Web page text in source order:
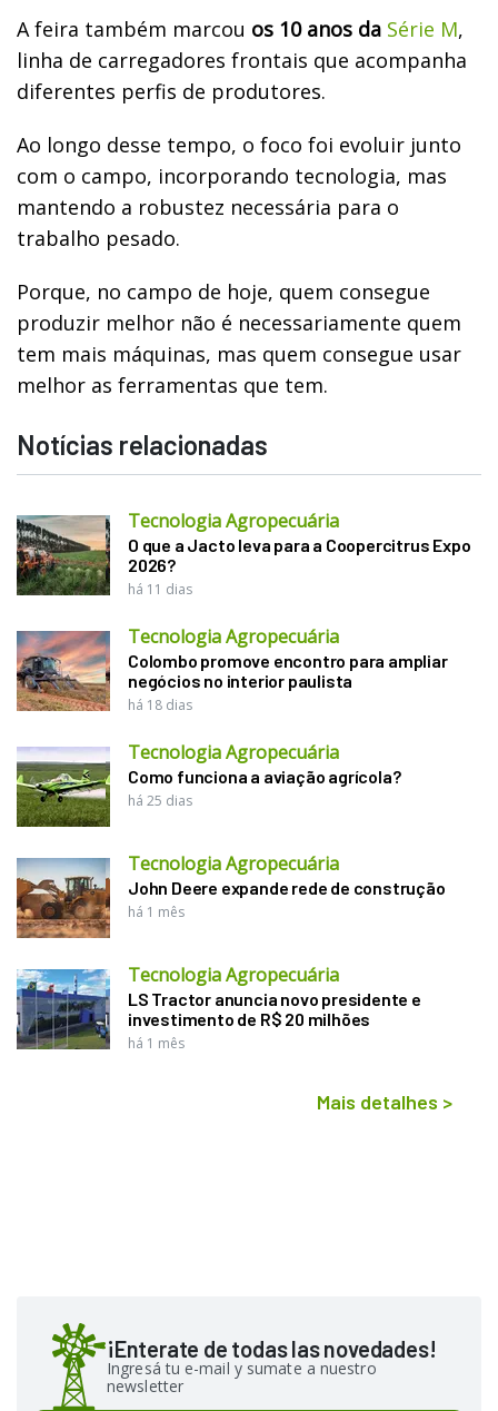
A feira também marcou os 10 anos da Série M,
linha de carregadores frontais que acompanha
diferentes perfis de produtores.
Ao longo desse tempo, o foco foi evoluir junto
com o campo, incorporando tecnologia, mas
mantendo a robustez necessária para o
trabalho pesado.
Porque, no campo de hoje, quem consegue
produzir melhor não é necessariamente quem
tem mais máquinas, mas quem consegue usar
melhor as ferramentas que tem.
Notícias relacionadas
Tecnologia Agropecuária
O que a Jacto leva para a Coopercitrus Expo
2026?
há 11 dias
Tecnologia Agropecuária
Colombo promove encontro para ampliar
negócios no interior paulista
há 18 dias
Tecnologia Agropecuária
Como funciona a aviação agrícola?
há 25 dias
Tecnologia Agropecuária
John Deere expande rede de construção
há 1 mês
Tecnologia Agropecuária
LS Tractor anuncia novo presidente e
investimento de R$ 20 milhões
há 1 mês
Mais detalhes >
¡Enterate de todas las novedades!
Ingresá tu e-mail y sumate a nuestro
newsletter